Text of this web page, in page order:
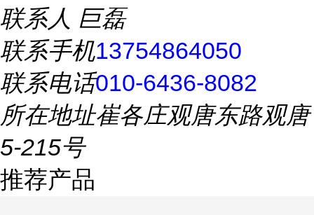
联系人 巨磊
联系手机13754864050
联系电话010-6436-8082
所在地址崔各庄观唐东路观唐
5-215号
推荐产品